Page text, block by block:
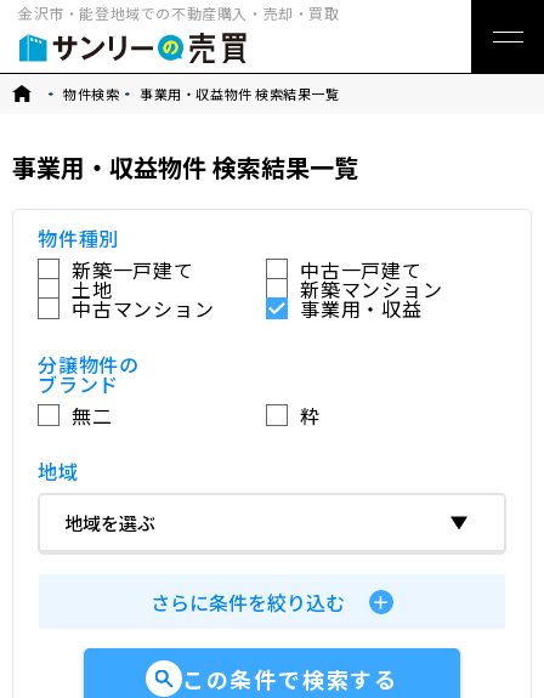
金沢市・能登地域での不動産購入・売却・買取
トップ物件検索 事業用・収益物件 検索結果一覧
事業用・収益物件 検索結果一覧
物件種別
新築一戸建て
中古一戸建て
土地 新築マンション
中古マンション
事業用・収益
分譲物件の
ブランド
無二
粋
地域
地域を選ぶ
さらに条件を絞り込む
この条件で検索する